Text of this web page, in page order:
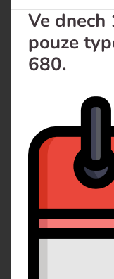
A: 1.1,3,6,7
Ve
pouze
680.